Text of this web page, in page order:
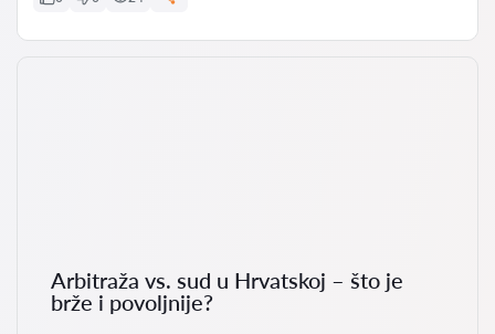
Arbitraža vs. sud u Hrvatskoj – što je
brže i povoljnije?